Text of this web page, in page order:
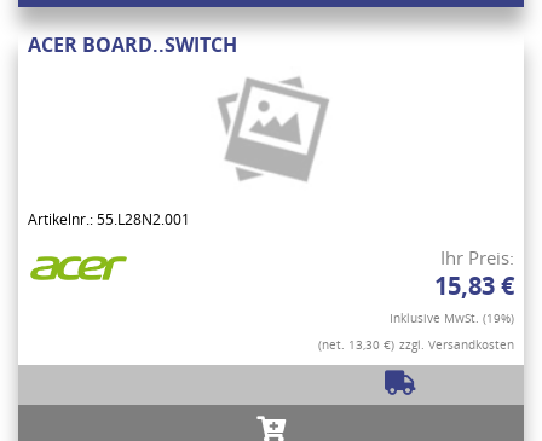
ACER BOARD..SWITCH
Artikelnr.: 55.L28N2.001
Ihr Preis:
15,83 €
Inklusive MwSt. (19%)
(net. 13,30 €) zzgl. Versandkosten